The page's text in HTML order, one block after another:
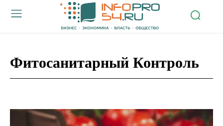
Фитосанитарный Контроль